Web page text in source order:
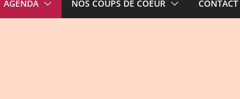
AGENDA NOS COUPS DE COEUR CONTACT